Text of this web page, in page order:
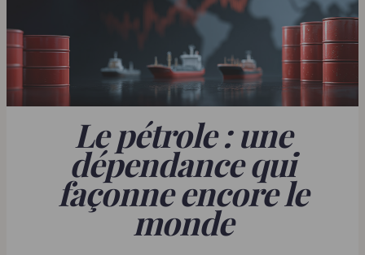
Le pétrole : une
dépendance qui
façonne encore le
monde